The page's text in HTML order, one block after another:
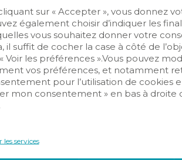
sur « Accepter », vous donnez
également choisir d’indiquer les
vous souhaitez donner votre
il suffit de cocher la case à côté de
Voir les préférences ».Vous pouvez
vos préférences, et notamment
pour l’utilisation de cookies
mon consentement » en bas à droite
les services
Home Actualités Matinale des
Karine Clement Aucun
N’ÊTES